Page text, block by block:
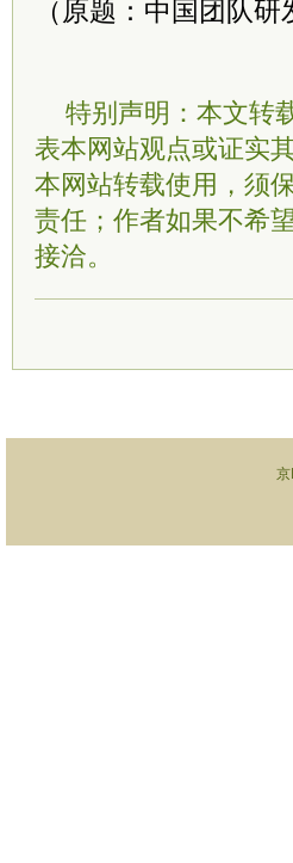
（原题：中国团队
特别声明：本文转
表本网站观点或证实
本网站转载使用，须
责任；作者如果不希
接洽。